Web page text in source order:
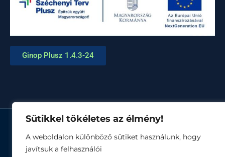
Sütikkel tökéletes az élmény!
A weboldalon különböző sütiket használunk, hogy
javítsuk a felhasználói
Ginop Plusz 1.4.3-24